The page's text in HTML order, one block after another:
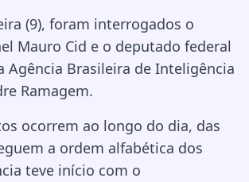
(9), foram interrogados o
Mauro Cid e o deputado federal
Agência Brasileira de Inteligência
Ramagem.
ocorrem ao longo do dia, das
a ordem alfabética dos
teve início com o